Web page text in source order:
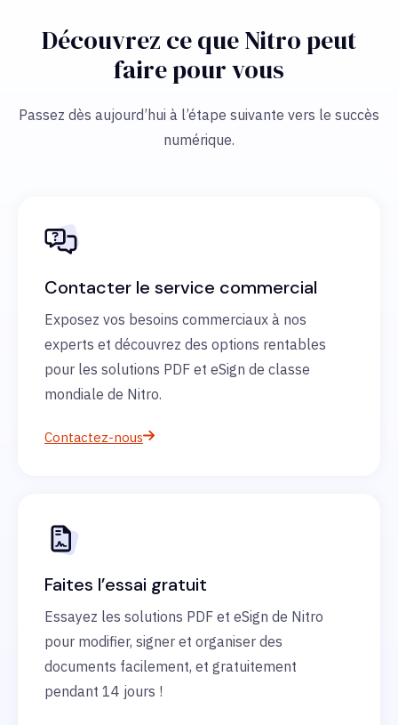
Découvrez ce que Nitro peut
faire pour vous
Passez dès aujourd’hui à l’étape suivante vers le succès
numérique.
Contacter le service commercial
Exposez vos besoins commerciaux à nos
experts et découvrez des options rentables
pour les solutions PDF et eSign de classe
mondiale de Nitro.
Contactez-nous
Faites l’essai gratuit
Essayez les solutions PDF et eSign de Nitro
pour modifier, signer et organiser des
documents facilement, et gratuitement
pendant 14 jours !